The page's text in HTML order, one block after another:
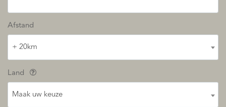
Afstand
+ 20km
Land
Maak uw keuze